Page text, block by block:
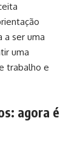
a ser uma
uma
trabalho e
agora é